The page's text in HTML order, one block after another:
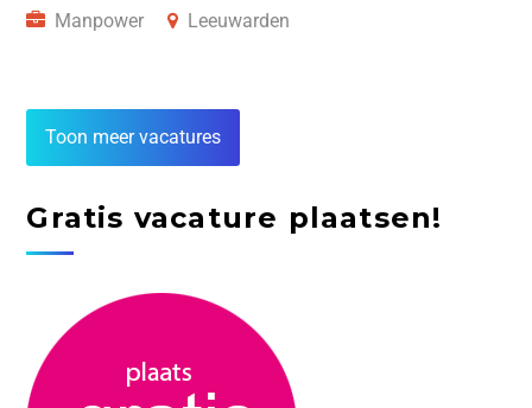
Manpower
Leeuwarden
Toon meer vacatures
Gratis vacature plaatsen!